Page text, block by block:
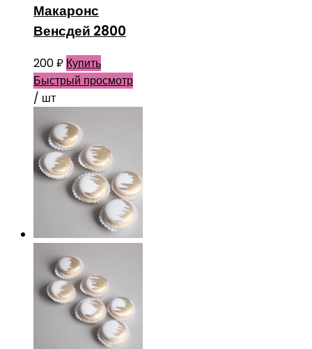
Макаронс
Венсдей 2800
200₽ Купить
Быстрый просмотр
/ шт